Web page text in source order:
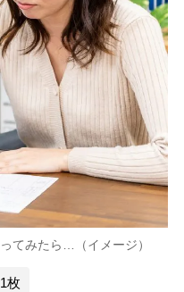
てみたら…（イメージ）
枚